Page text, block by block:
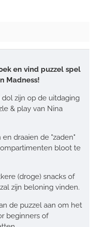
en vind puzzel spel
Madness!
zijn op de uitdaging
& play van Nina
draaien de "zaden"
bloot te
(droge) snacks of
zijn beloning vinden.
de puzzel aan om het
beginners of